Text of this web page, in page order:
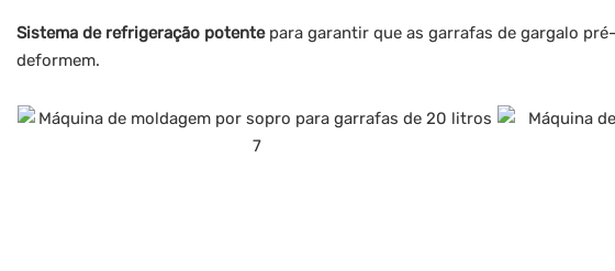
Sistema de refrigeração potentepara garantir que as garrafas de gargalo
deformem.